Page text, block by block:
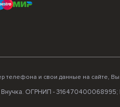
телефона и свои данные на сайте, Вы
ОГРНИП - 316470400068995;